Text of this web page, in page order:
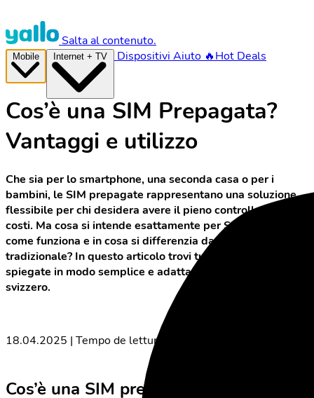
Salta al contenuto.
Dispositivi Aiuto 🔥Hot Deals
Cos’è una SIM Prepagata?
Vantaggi e utilizzo
Che sia per lo smartphone, una seconda casa o per i
bambini, le SIM prepagate rappresentano una soluzione
flessibile per chi desidera avere il pieno controllo dei
costi. Ma cosa si intende esattamente per SIM prepagata,
come funziona e in cosa si differenzia da un abbonamento
tradizionale? In questo articolo trovi tutte le risposte –
spiegate in modo semplice e adattate al contesto
svizzero.
18.04.2025 | Tempo de lettura: 4 minuti
Cos’è una SIM prepagata?